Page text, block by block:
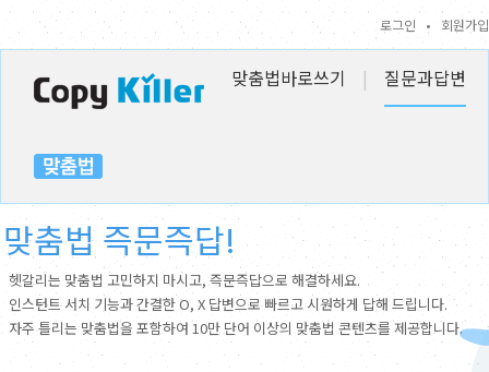
로그인 • 회원가입
맞춤법바로쓰기 | 질문과답변
맞춤법 즉문즉답!
헷갈리는 맞춤법 고민하지 마시고, 즉문즉답으로 해결하세요.
인스턴트 서치 기능과 간결한 O, X 답변으로 빠르고 시원하게 답해 드립니다.
자주 틀리는 맞춤법을 포함하여 10만 단어 이상의 맞춤법 콘텐츠를 제공합니다.